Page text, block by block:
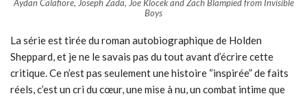
Aydan Calafiore, Joseph Zada, Joe Klocek and Zach Blampied from Invisible
Boys
La série est tirée du roman autobiographique de Holden
Sheppard, et je ne le savais pas du tout avant d’écrire cette
critique. Ce n’est pas seulement une histoire “inspirée” de faits
réels, c’est un cri du cœur, une mise à nu, un combat intime que